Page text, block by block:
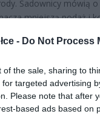
- Do Not Process
of the sale, sharing to
targeted advertising
Please note that after
based ads based on
Sadownicy mówią
mniejszą podaż i